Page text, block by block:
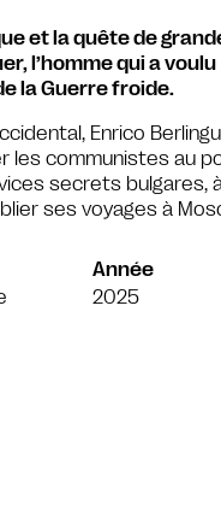
et la quête de
l’homme qui a voulu
la Guerre froide.
Enrico
les communistes au
secrets bulgares,
ses voyages à
Année
2025